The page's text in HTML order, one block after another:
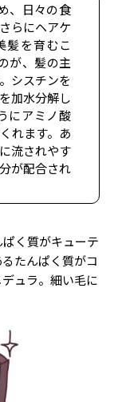
、日々の食
らにヘアケ
髪を育むこ
が、髪の主
シスチンを
加水分解し
にアミノ酸
れます。あ
流されやす
が配合され
く質がキューテ
たんぱく質がコ
ュラ。細い毛に